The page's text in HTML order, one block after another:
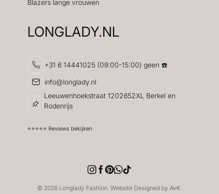
Blazers lange vrouwen
LONGLADY.NL
+31 6 14441025 (09:00-15:00) geen ☎️
info@longlady.nl
Leeuwenhoekstraat 1202652XL Berkel en
Rodenrijs
⭐️⭐️⭐️⭐️⭐️ Reviews bekijken
© 2026 Longlady Fashion. Website Designed by AvK.